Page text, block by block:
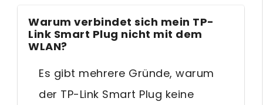
Warum verbindet sich mein TP-
Link Smart Plug nicht mit dem
WLAN?
Es gibt mehrere Gründe, warum
der TP-Link Smart Plug keine